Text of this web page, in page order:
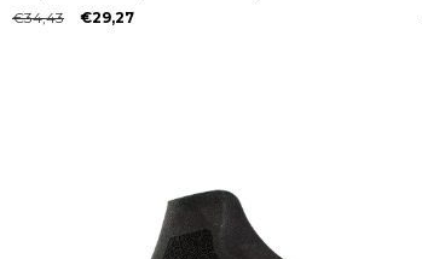
€34,43 €29,27